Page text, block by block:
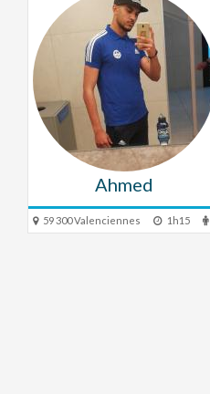
Ahmed
59 300 Valenciennes 1h15